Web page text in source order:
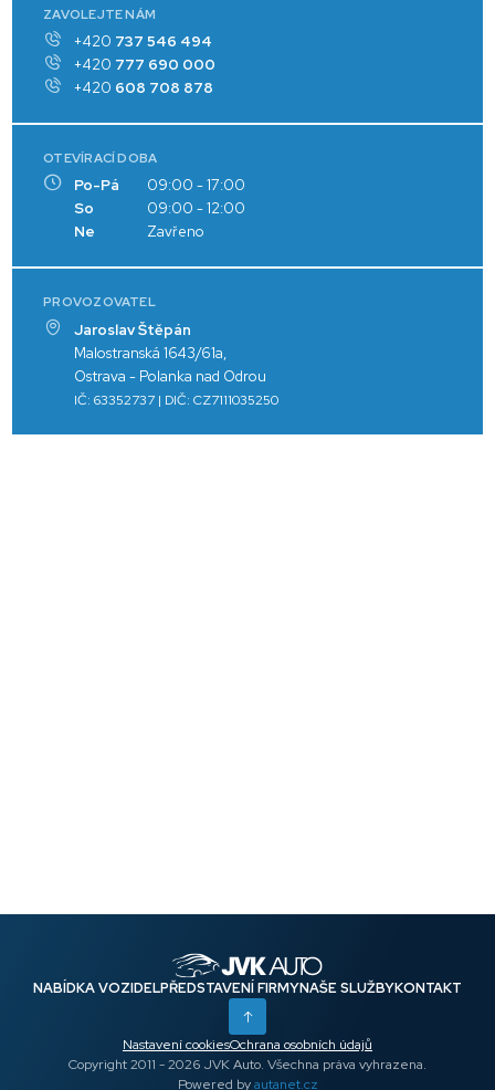
ZAVOLEJTE NÁM
+420 737 546 494
+420 777 690 000
+420 608 708 878
OTEVÍRACÍ DOBA
Po-Pá
09:00 - 17:00
So
09:00 - 12:00
Ne
Zavřeno
PROVOZOVATEL
Jaroslav Štěpán
Malostranská 1643/61a,
Ostrava - Polanka nad Odrou
IČ: 63352737 | DIČ: CZ7111035250
NABÍDKA VOZIDELPŘEDSTAVENÍ FIRMYNAŠE SLUŽBYKONTAKT
Nastavení cookiesOchrana osobních údajů
Copyright 2011 - 2026 JVK Auto. Všechna práva vyhrazena.
Powered byautanet.cz